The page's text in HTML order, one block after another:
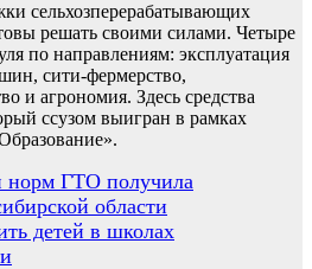
сельхозперерабатывающих
решать своими силами. Четыре
по направлениям: эксплуатация
сити-фермерство,
и агрономия. Здесь средства
ссузом выигран в рамках
норм ГТО получила
области
детей в школах